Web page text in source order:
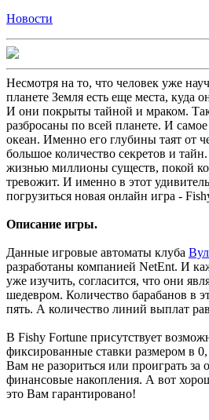
Новости
Несмотря на то, что человек уже
планете Земля есть еще места, куда
И они покрыты тайной и мраком.
разбросаны по всей планете. И
океан. Именно его глубины таят от
большое количество секретов и
жизнью миллионы существ, покой
тревожит. И именно в этот
погрузиться новая онлайн игра -
Описание игры.
Данные игровые автоматы клуба
разработаны компанией NetEnt. И
уже изучить, согласится, что они
шедевром. Количество барабанов в
пять. А количество линий выплат
В Fishy Fortune присутствует
фиксированные ставки размером в
Вам не разориться или проиграть за
финансовые накопления. А вот
это Вам гарантировано!